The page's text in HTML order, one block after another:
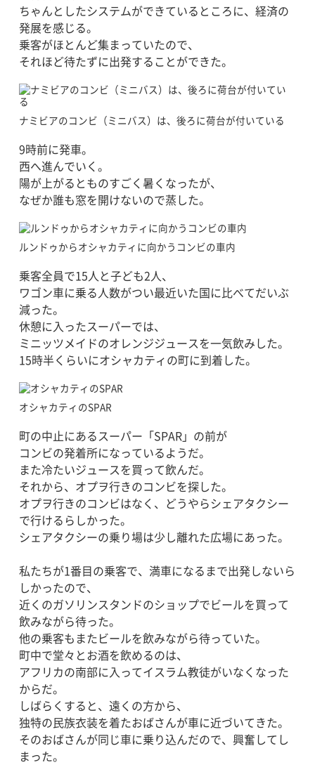
ちゃんとしたシステムができているところに、経済の
発展を感じる。
乗客がほとんど集まっていたので、
それほど待たずに出発することができた。
ナミビアのコンビ（ミニバス）は、後ろに荷台が付いている
9時前に発車。
西へ進んでいく。
陽が上がるとものすごく暑くなったが、
なぜか誰も窓を開けないので蒸した。
ルンドゥからオシャカティに向かうコンビの車内
乗客全員で15人と子ども2人、
ワゴン車に乗る人数がつい最近いた国に比べてだいぶ
減った。
休憩に入ったスーパーでは、
ミニッツメイドのオレンジジュースを一気飲みした。
15時半くらいにオシャカティの町に到着した。
オシャカティのSPAR
町の中止にあるスーパー「SPAR」の前が
コンビの発着所になっているようだ。
また冷たいジュースを買って飲んだ。
それから、オプヲ行きのコンビを探した。
オプヲ行きのコンビはなく、どうやらシェアタクシー
で行けるらしかった。
シェアタクシーの乗り場は少し離れた広場にあった。
私たちが1番目の乗客で、満車になるまで出発しないら
しかったので、
近くのガソリンスタンドのショップでビールを買って
飲みながら待った。
他の乗客もまたビールを飲みながら待っていた。
町中で堂々とお酒を飲めるのは、
アフリカの南部に入ってイスラム教徒がいなくなった
からだ。
しばらくすると、遠くの方から、
独特の民族衣装を着たおばさんが車に近づいてきた。
そのおばさんが同じ車に乗り込んだので、興奮してし
まった。